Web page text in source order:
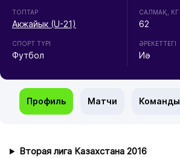
ТОПТАР
Акжайык (U-21)
СПОРТ ТҮРІ
Футбол
CАЛМАҚ, КГ
62
ӘРЕКЕТТЕГІ
Иә
Профиль Матчи Команды
Вторая лига Казахстана 2016